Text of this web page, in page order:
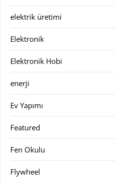
elektrik üretimi
Elektronik
Elektronik Hobi
enerji
Ev Yapımı
Featured
Fen Okulu
Flywheel